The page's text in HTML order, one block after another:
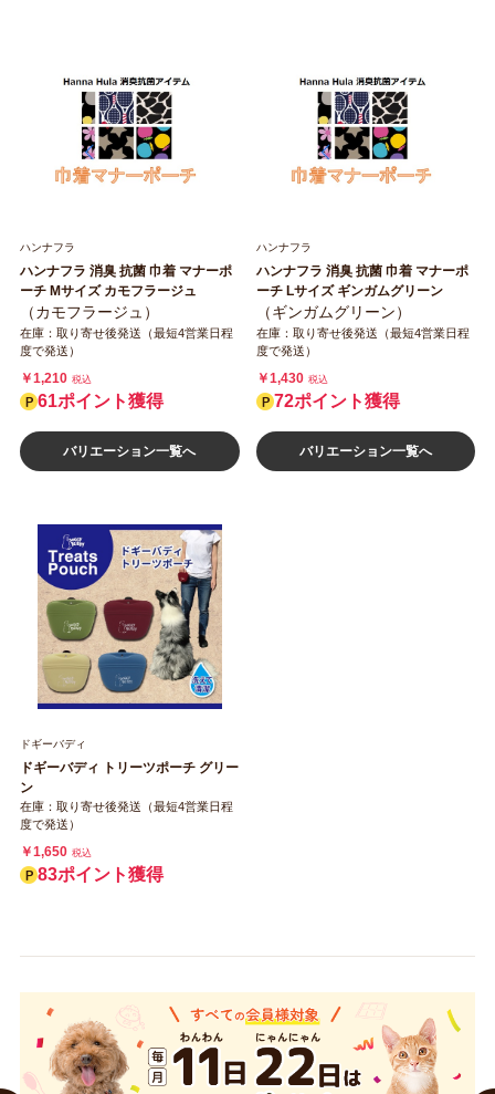
ハンナフラ
ハンナフラ 消臭 抗菌 巾着 マナーポ
ーチ Mサイズ カモフラージュ
（カモフラージュ）
在庫：取り寄せ後発送（最短4営業日程
度で発送）
￥1,210 税込
61ポイント獲得
バリエーション一覧へ
ハンナフラ
ハンナフラ 消臭 抗菌 巾着 マナーポ
ーチ Lサイズ ギンガムグリーン
（ギンガムグリーン）
在庫：取り寄せ後発送（最短4営業日程
度で発送）
￥1,430 税込
72ポイント獲得
バリエーション一覧へ
ドギーバディ
ドギーバディ トリーツポーチ グリー
ン
在庫：取り寄せ後発送（最短4営業日程
度で発送）
￥1,650 税込
83ポイント獲得